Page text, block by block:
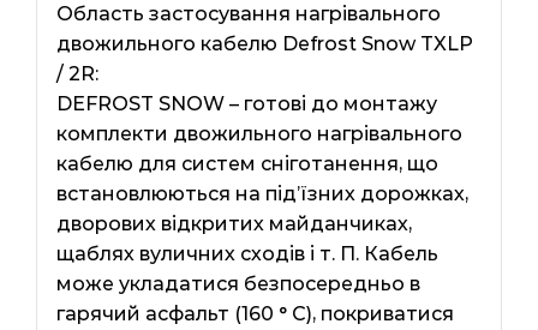
Область застосування нагрівального
двожильного кабелю Defrost Snow TXLP
/ 2R:
DEFROST SNOW – готові до монтажу
комплекти двожильного нагрівального
кабелю для систем сніготанення, що
встановлюються на під’їзних дорожках,
дворових відкритих майданчиках,
щаблях вуличних сходів і т. П. Кабель
може укладатися безпосередньо в
гарячий асфальт (160 ° C), покриватися